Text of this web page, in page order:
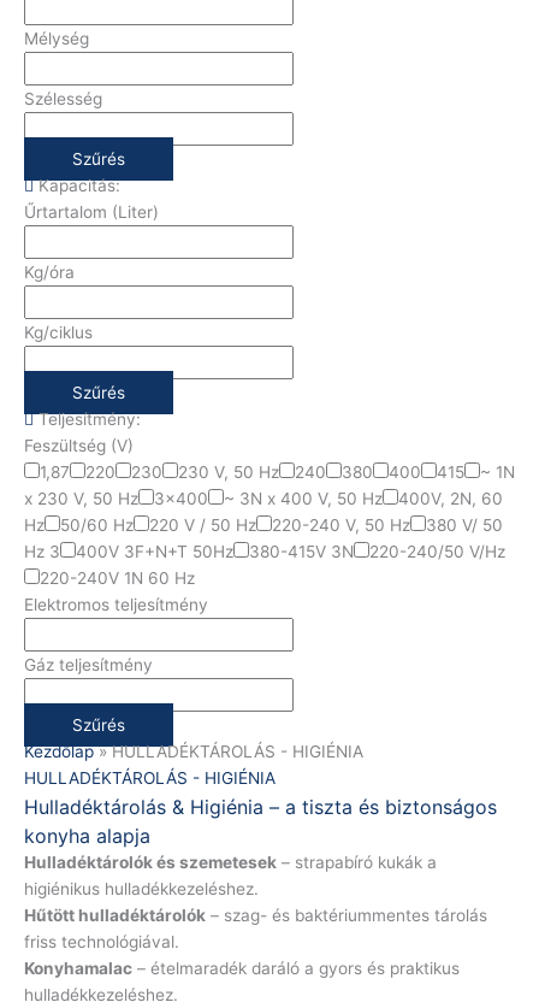
Mélység
Szélesség
Szűrés
Kapacitás:
Űrtartalom (Liter)
Kg/óra
Kg/ciklus
Szűrés
Teljesítmény:
Feszültség (V)
1,87
220 230 230 V, 50 Hz 240 380 400 415
~ 1N
x 230 V, 50 Hz
3x400 ~ 3N x 400 V, 50 Hz
400V, 2N, 60
Hz
50/60 Hz 220 V / 50 Hz 220-240 V, 50 Hz
380 V/ 50
Hz 3
400V 3F+N+T 50Hz 380-415V 3N
220-240/50 V/Hz
220-240V 1N 60 Hz
Elektromos teljesítmény
Gáz teljesítmény
Szűrés
Kezdőlap»HULLADÉKTÁROLÁS - HIGIÉNIA
HULLADÉKTÁROLÁS - HIGIÉNIA
Hulladéktárolás & Higiénia – a tiszta és biztonságos
konyha alapja
Hulladéktárolók és szemetesek – strapabíró kukák a
higiénikus hulladékkezeléshez.
Hűtött hulladéktárolók – szag- és baktériummentes tárolás
friss technológiával.
Konyhamalac – ételmaradék daráló a gyors és praktikus
hulladékkezeléshez.